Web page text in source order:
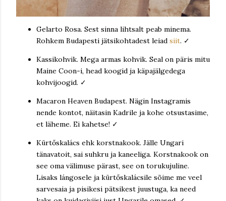
Gelarto Rosa. Sest sinna lihtsalt peab minema.
Rohkem Budapesti jätsikohtadest leiad siit. ✓
Kassikohvik. Mega armas kohvik. Seal on päris mitu
Maine Coon-i, head koogid ja käpajälgedega
kohvijoogid. ✓
Macaron Heaven Budapest. Nägin Instagramis
nende kontot, näitasin Kadrile ja kohe otsustasime,
et läheme. Ei kahetse! ✓
Kürtőskalács ehk korstnakook. Jälle Ungari
tänavatoit, sai suhkru ja kaneeliga. Korstnakook on
see oma välimuse pärast, see on torukujuline.
Lisaks lángosele ja kürtőskalácsile sõime me veel
sarvesaia ja pisikesi pätsikest juustuga, ka need